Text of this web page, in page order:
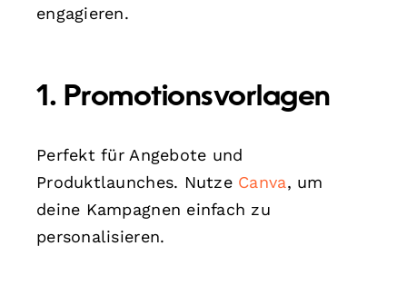
engagieren.
1. Promotionsvorlagen
Perfekt für Angebote und
Produktlaunches. Nutze Canva, um
deine Kampagnen einfach zu
personalisieren.